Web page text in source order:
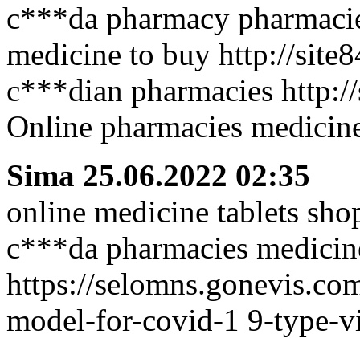
c***da pharmacy
medicine to buy http://
c***dian pharmacies
Online pharmacies
Sima 25.06.2022 02:35
online medicine tablets
c***da pharmacies
https://
model-for-covid-1 9-type-